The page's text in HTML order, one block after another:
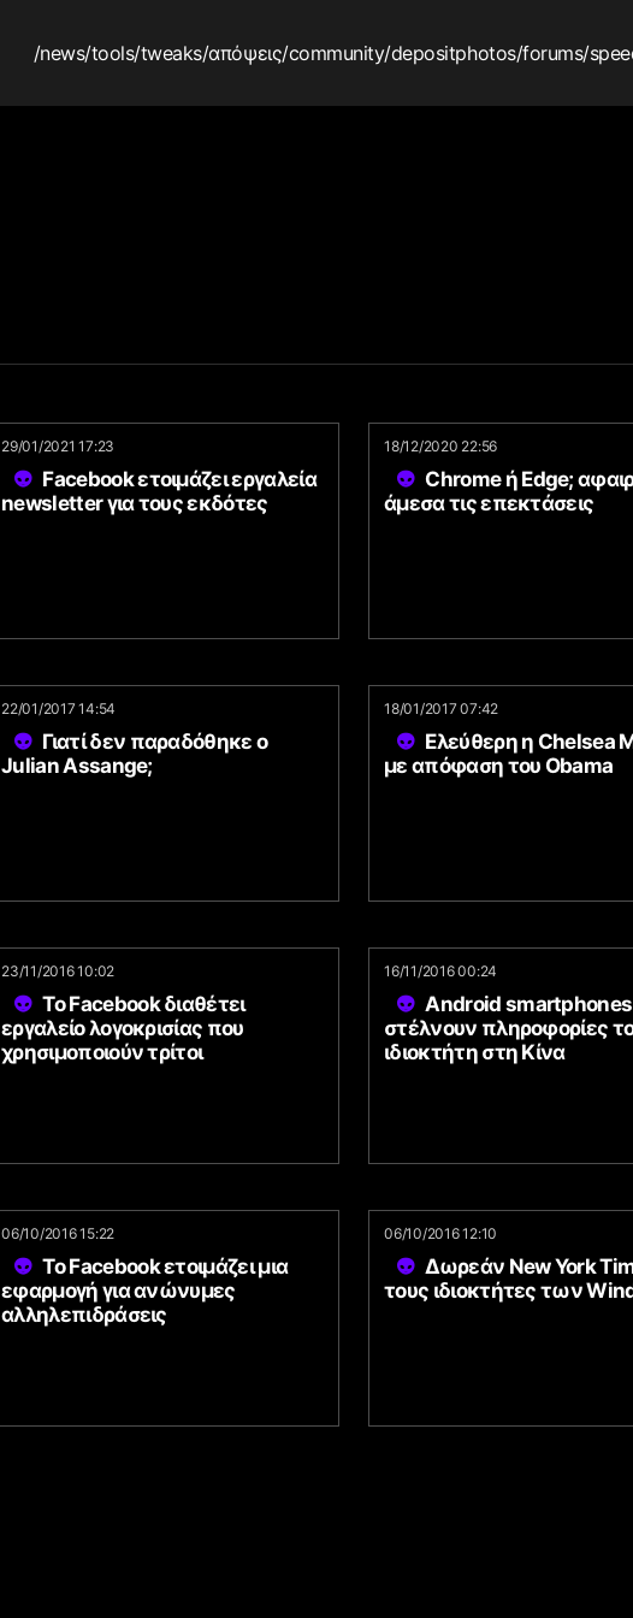
/news/tools/tweaks/απόψεις/community/depositphotos/forums/
29/01/2021 17:23
Facebook ετοιμάζει εργαλεία
newsletter για τους εκδότες
18/12/2020 22:56
Chrome ή Edge;
άμεσα τις επεκτάσεις
22/01/2017 14:54
Γιατί δεν παραδόθηκε ο
Julian Assange;
18/01/2017 07:42
Ελεύθερη η Chelsea
με απόφαση του Obama
23/11/2016 10:02
Το Facebook διαθέτει
εργαλείο λογοκρισίας που
χρησιμοποιούν τρίτοι
16/11/2016 00:24
Android smartphones
στέλνουν πληροφορίες
ιδιοκτήτη στη Κίνα
06/10/2016 15:22
Το Facebook ετοιμάζει μια
εφαρμογή για ανώνυμες
αλληλεπιδράσεις
06/10/2016 12:10
Δωρεάν New York
τους ιδιοκτήτες των